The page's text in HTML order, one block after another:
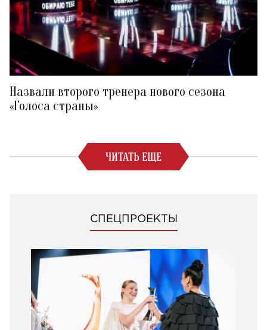
Назвали второго тренера нового сезона
«Голоса страны»
ЧИТАТЬ ЕЩЕ
СПЕЦПРОЕКТЫ